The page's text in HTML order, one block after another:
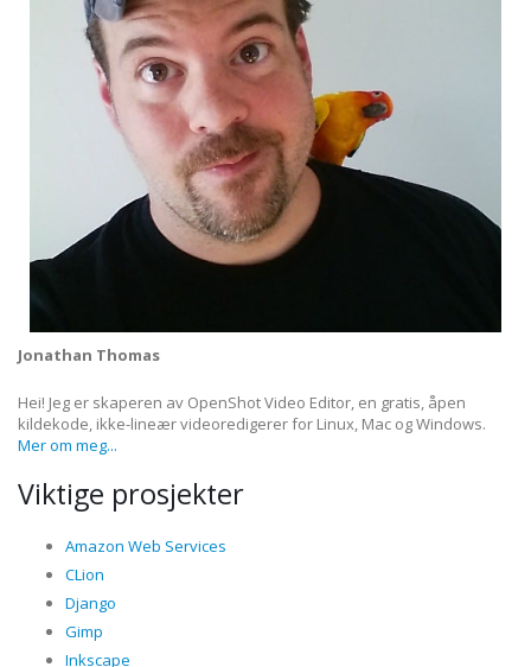
Jonathan Thomas
Hei! Jeg er skaperen av OpenShot Video Editor, en gratis, åpen
kildekode, ikke-lineær videoredigerer for Linux, Mac og Windows.
Mer om meg...
Viktige prosjekter
Amazon Web Services
CLion
Django
Gimp
Inkscape